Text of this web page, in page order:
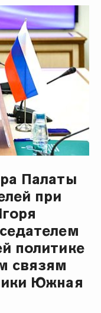
Палаты
при
политике
связям
Южная